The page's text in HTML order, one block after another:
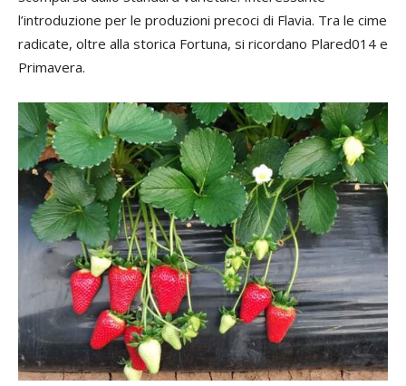
l’introduzione per le produzioni precoci di Flavia. Tra le cime
radicate, oltre alla storica Fortuna, si ricordano Plared014 e
Primavera.